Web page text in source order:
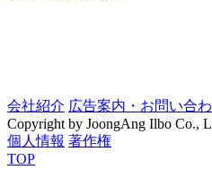
会社紹介 広告案内・お問い合
Copyright by JoongAng Ilbo Co.,
個人情報 著作権
TOP